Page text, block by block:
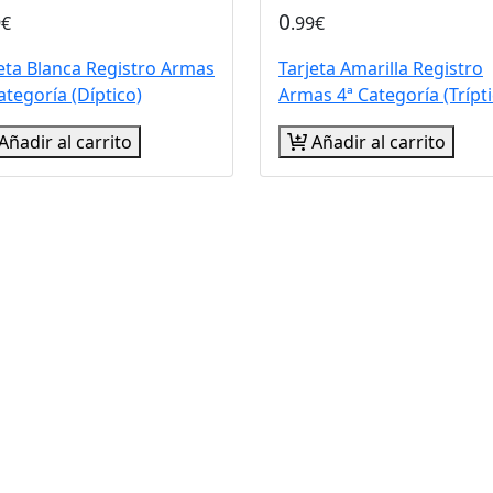
Blanca Registro Armas
(Díptico)
al carrito
0.99€
Tarjeta Amarilla Registro
Armas 4ª Categoría
Añadir al carrito